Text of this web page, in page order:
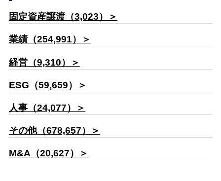
固定資産譲渡（3,023）＞
業績（254,991）＞
経営（9,310）＞
ESG（59,659）＞
人事（24,077）＞
その他（678,657）＞
M&A（20,627）＞